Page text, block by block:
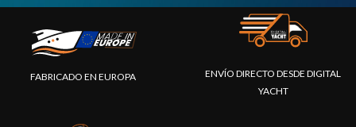
FABRICADO EN EUROPA
ENVÍO DIRECTO DESDE DIGITAL
YACHT